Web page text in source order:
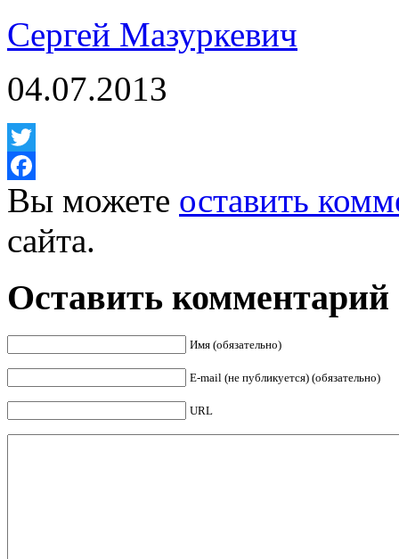
Сергей Мазуркевич
04.07.2013
Twitter
Facebook
Вы можете оставить
сайта.
Оставить комментарий
Имя (обязательно)
E-mail (не публикуется) (обязательно)
URL